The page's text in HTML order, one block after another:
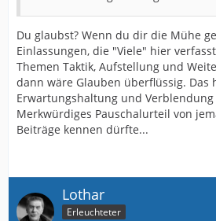
Du glaubst? Wenn du dir die Mühe
Einlassungen, die "Viele" hier
Themen Taktik, Aufstellung und
dann wäre Glauben überflüssig. Das
Erwartungshaltung und
Merkwürdiges Pauschalurteil von
Beiträge kennen dürfte...
Lothar
Erleuchteter